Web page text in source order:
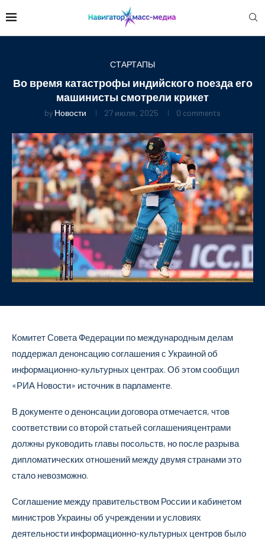
СТАРТАПЫ
Во время катастрофы индийского поезда его
машинисты смотрели крикет
by Новости 27 июля, 2025 0 comments
Комитет Совета Федерации по международным делам
поддержал денонсацию соглашения с Украиной об
информационно-культурных центрах. Об этом сообщил
«РИА Новости» источник в парламенте.
В документе о денонсации договора отмечается, чтов
соответствии со второй статьей соглашенияцентрами
должны руководить главы посольств, но после разрыва
дипломатических отношений между двумя странами это
стало невозможно.
Соглашение между правительством России и кабинетом
министров Украины об учреждении и условиях
деятельности информационно-культурных центров было